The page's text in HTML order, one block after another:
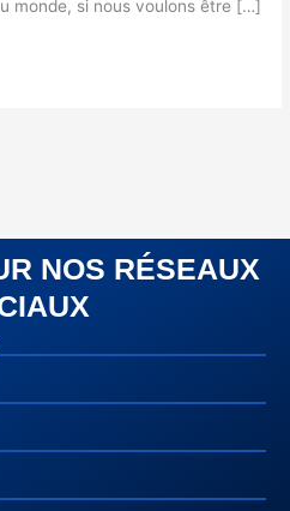
monde, si nous voulons être […]
NOS RÉSEAUX